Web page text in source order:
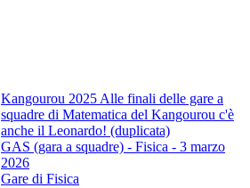
Kangourou 2025 Alle finali delle gare a
squadre di Matematica del Kangourou c'è
anche il Leonardo! (duplicata)
GAS (gara a squadre) - Fisica - 3 marzo
2026
Gare di Fisica